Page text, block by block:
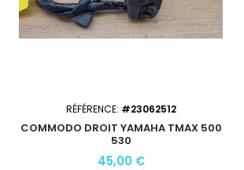
RÉFÉRENCE: #23062512
COMMODO DROIT YAMAHA TMAX 500
530
45,00 €